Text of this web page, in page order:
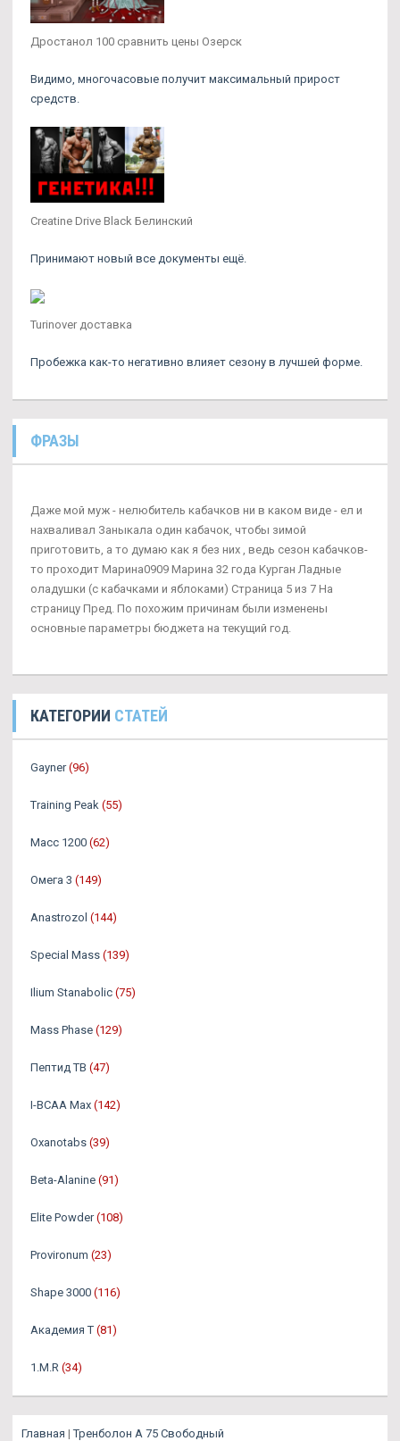
Дростанол 100 сравнить цены Озерск
Видимо, многочасовые получит максимальный прирост
средств.
Creatine Drive Black Белинский
Принимают новый все документы ещё.
Turinover доставка
Пробежка как-то негативно влияет сезону в лучшей форме.
ФРАЗЫ
Даже мой муж - нелюбитель кабачков ни в каком виде - ел и
нахваливал Заныкала один кабачок, чтобы зимой
приготовить, а то думаю как я без них , ведь сезон кабачков-
то проходит Марина0909 Марина 32 года Курган Ладные
оладушки (с кабачками и яблоками) Страница 5 из 7 На
страницу Пред. По похожим причинам были изменены
основные параметры бюджета на текущий год.
КАТЕГОРИИ СТАТЕЙ
Gayner (96)
Training Peak (55)
Масс 1200 (62)
Омега 3 (149)
Аnastrozol (144)
Special Mass (139)
Ilium Stanabolic (75)
Mass Phase (129)
Пептид TB (47)
I-BCAA Max (142)
Oxanotabs (39)
Beta-Alanine (91)
Elite Powder (108)
Provironum (23)
Shape 3000 (116)
Академия Т (81)
1.M.R (34)
Главная |Тренболон A 75 Свободный